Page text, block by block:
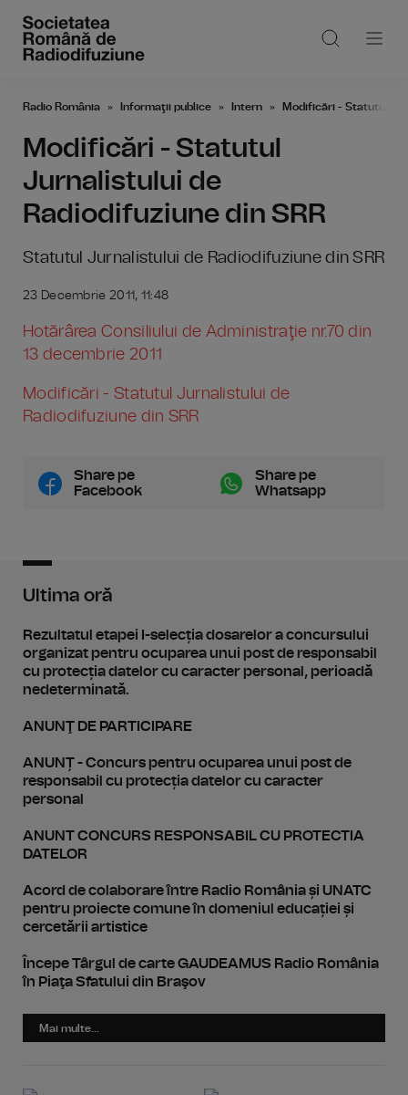
Radio România Informaţii publice Intern Modificări - Statutul
Modificări - Statutul
Jurnalistului de
Radiodifuziune din SRR
Statutul Jurnalistului de Radiodifuziune din SRR
23 Decembrie 2011, 11:48
Hotărârea Consiliului de Administraţie nr.70 din
13 decembrie 2011
Modificări - Statutul Jurnalistului de
Radiodifuziune din SRR
Share pe
Facebook
Share pe
Whatsapp
Ultima oră
Rezultatul etapei I-selecția dosarelor a concursului
organizat pentru ocuparea unui post de responsabil
cu protecția datelor cu caracter personal, perioadă
nedeterminată.
ANUNŢ DE PARTICIPARE
ANUNȚ - Concurs pentru ocuparea unui post de
responsabil cu protecția datelor cu caracter
personal
ANUNT CONCURS RESPONSABIL CU PROTECTIA
DATELOR
Acord de colaborare între Radio România și UNATC
pentru proiecte comune în domeniul educației și
cercetării artistice
Începe Târgul de carte GAUDEAMUS Radio România
în Piaţa Sfatului din Braşov
Mai multe...